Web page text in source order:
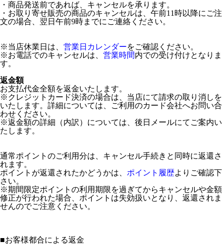
・商品発送前であれば、キャンセルを承ります。
・お取り寄せ販売の商品のキャンセルは、午前11時以降にご注
文の場合、翌日午前9時までにご連絡ください。
※当店休業日は、 営業日カレンダーをご確認ください。
※お電話でのキャンセルは、 営業時間内での受け付けとなりま
す。
返金額
お支払代金全額を返金いたします。
※クレジットカード決済の場合は、当店にて請求の取り消しを
いたします。詳細については、ご利用のカード会社へお問い合
わせください。
※返金額の詳細（内訳）については、後日メールにてご案内い
たします。
通常ポイントのご利用分は、キャンセル手続きと同時に返還さ
れます。
ポイントが返還されたかどうかは、 ポイント履歴よりご確認下
さい。
※期間限定ポイントの利用期限を過ぎてからキャンセルや金額
修正が行われた場合、ポイントは失効扱いとなり、返還されま
せんのでご注意ください。
■お客様都合による返金